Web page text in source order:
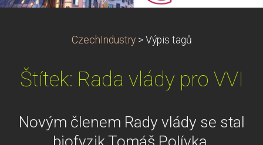
CzechIndustry > Výpis tagů
Štítek: Rada vlády pro VVI
Novým členem Rady vlády se stal
biofyzik Tomáš Polívka,